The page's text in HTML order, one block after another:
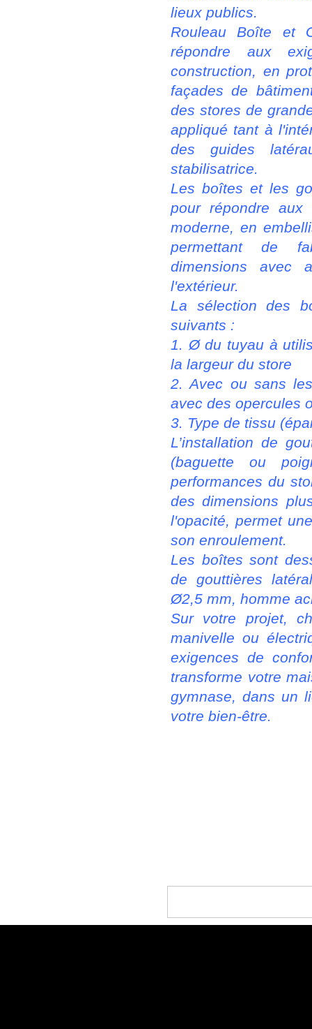
lieux publics.
Rouleau Boîte et
répondre aux
construction, en
façades de
des stores de
appliqué tant à
des guides
stabilisatrice.
Les boîtes et les
pour répondre aux
moderne, en
permettant de
dimensions avec
l'extérieur.
La sélection des
suivants :
1. Ø du tuyau à
la largeur du store
2. Avec ou sans
avec des opercules
3. Type de tissu
L’installation de
(baguette ou
performances du
des dimensions
l'opacité, permet
son enroulement.
Les boîtes sont
de gouttières
Ø2,5 mm, homme
Sur votre projet,
manivelle ou
exigences de
transforme votre
gymnase, dans un
votre bien-être.